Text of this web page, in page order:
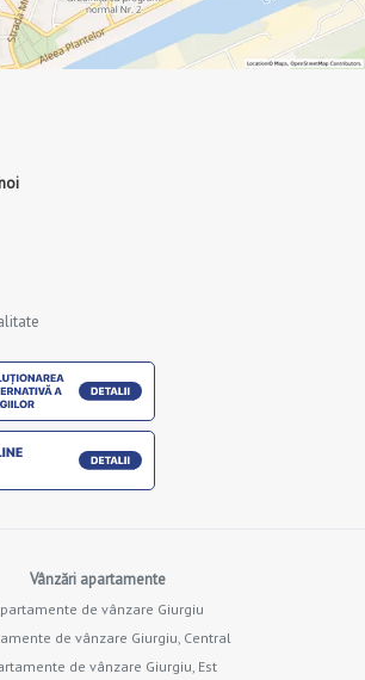
Vânzări apartamente
de vânzare Giurgiu
de vânzare Giurgiu, Central
de vânzare Giurgiu, Est